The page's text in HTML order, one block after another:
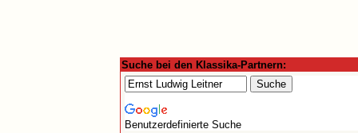
Suche bei den Klassika-Partnern:
Benutzerdefinierte Suche